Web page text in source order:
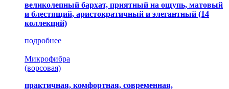
великолепный бархат, приятный на ощупь, матовый
и блестящий, аристократичный и элегантный (14
коллекций)
подробнее
Микрофибра
(ворсовая)
практичная, комфортная, современная,